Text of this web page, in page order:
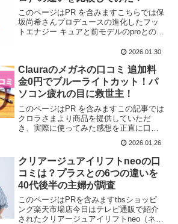
このページはPR を含みますこちらでは保
坂尚希さんプロデュースの進化したフッ
トエナジー キュアと前モデルのproとの違
主な違いは5つありました。5つの違いを
知っておくと...
2026.01.30
Clauraのメガネの口コミ 追加料
金0円でブルーライトカット！パ
ソコン疲れの目に救世主！
このページはPR を含みますこの記事では
クロラさまより商品を提供していただ
き、実際に使ってみた感想を正直に口コ
ポンコードもご紹介しますね。使ってた
老眼鏡が壊れたので、新しいメガネを買
いにいかなきゃ！でもス...
2026.01.26
クリアージュアイリフトneoの口
コミは？プラスとの6つの違いを
40代後半の主婦が調査
このページはPRを含みますtbsショッピ
ング楽天市場店今日はテレビ通販で紹介
されたクリアージュアイリフトneo（ネ